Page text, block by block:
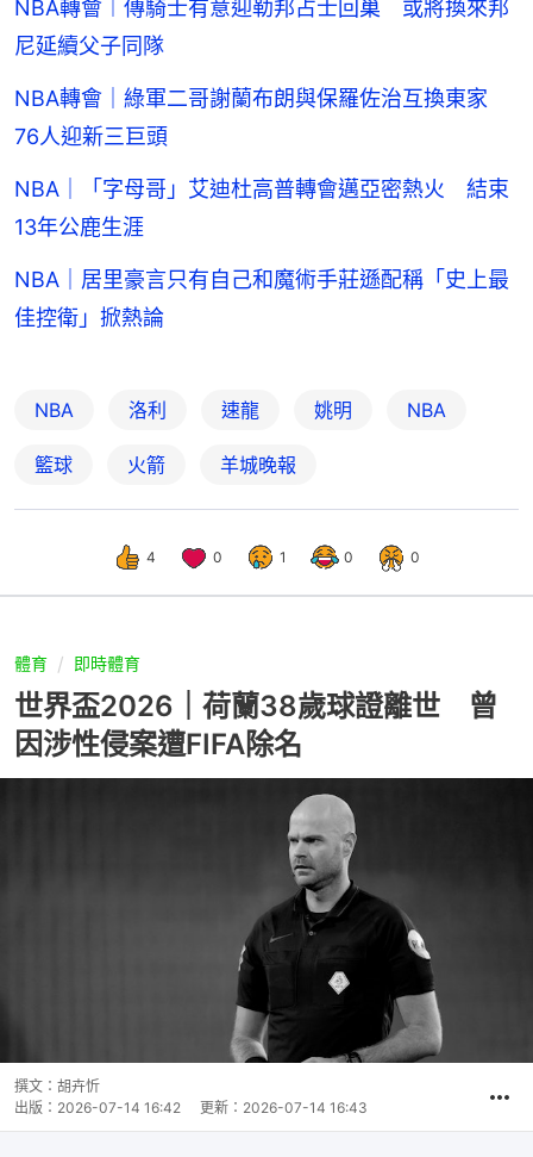
NBA轉會︱傳騎士有意迎勒邦占士回巢 或將換來邦
尼延續父子同隊
NBA轉會｜綠軍二哥謝蘭布朗與保羅佐治互換東家
76人迎新三巨頭
NBA｜「字母哥」艾迪杜高普轉會邁亞密熱火 結束
13年公鹿生涯
NBA｜居里豪言只有自己和魔術手莊遜配稱「史上最
佳控衛」掀熱論
NBA 洛利 速龍 姚明 NBA
籃球 火箭 羊城晚報
4 0 1 0 0
體育 即時體育
世界盃2026｜荷蘭38歲球證離世 曾
因涉性侵案遭FIFA除名
撰文： 胡卉忻
出版： 2026-07-14 16:42 更新： 2026-07-14 16:43